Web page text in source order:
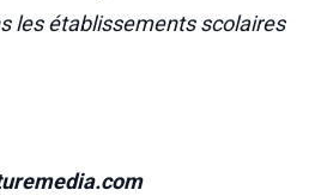
les établissements scolaires